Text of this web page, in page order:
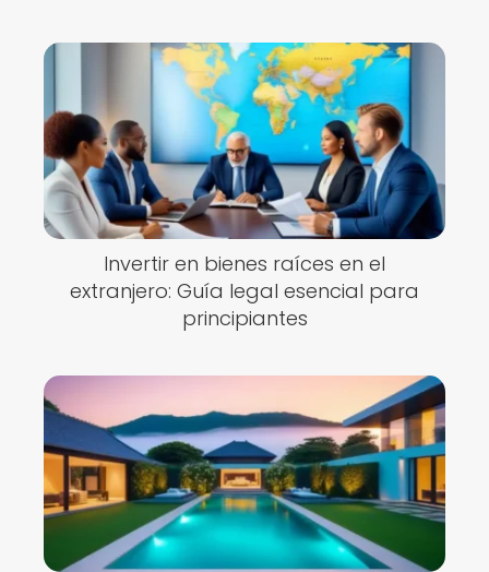
Invertir en bienes raíces en el
extranjero: Guía legal esencial para
principiantes